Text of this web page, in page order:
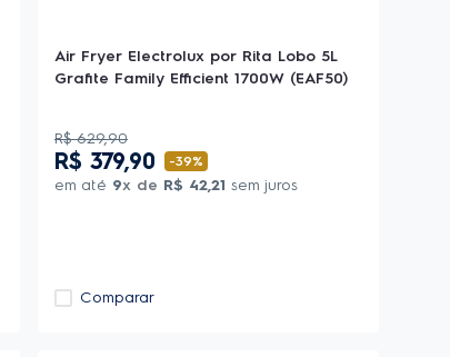
Air Fryer Electrolux por Rita Lobo 5L
Grafite Family Efficient 1700W (EAF50)
R$ 629,90
R$ 379,90 -39%
em até 9x de R$ 42,21 sem juros
Comparar